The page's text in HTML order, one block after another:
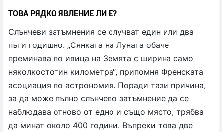
ТОВА РЯДКО ЯВЛЕНИЕ ЛИ Е?
Слънчеви затъмнения се случват един или два
пъти годишно. „Сянката на Луната обаче
преминава по ивица на Земята с ширина само
няколкостотин километра“, припомня Френската
асоциация по астрономия. Поради тази причина,
за да може пълно слънчево затъмнение да се
наблюдава отново от едно и също място, трябва
да минат около 400 години. Въпреки това две